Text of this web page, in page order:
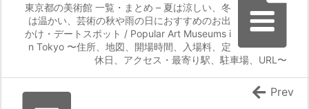
東京都の美術館 一覧・まとめ – 夏は涼しい、冬
は温かい、芸術の秋や雨の日におすすめのお出
かけ・デートスポット / Popular Art Museums i
n Tokyo 〜住所、地図、開場時間、入場料、定
休日、アクセス・最寄り駅、駐車場、URL〜
Prev